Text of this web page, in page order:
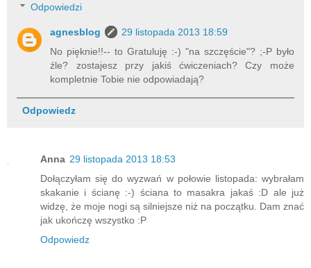
Odpowiedzi
agnesblog
29 listopada 2013 18:59
No pięknie!!-- to Gratuluję :-) "na szczęście"? ;-P było
źle? zostajesz przy jakiś ćwiczeniach? Czy może
kompletnie Tobie nie odpowiadają?
Odpowiedz
Anna 29 listopada 2013 18:53
Dołączyłam się do wyzwań w połowie listopada: wybrałam
skakanie i ścianę :-) ściana to masakra jakaś :D ale już
widzę, że moje nogi są silniejsze niż na początku. Dam znać
jak ukończę wszystko :P
Odpowiedz